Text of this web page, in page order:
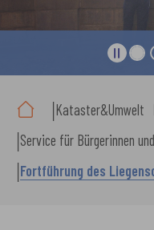
Kataster&Umwelt
Service für Bürgerinnen
Fortführung des